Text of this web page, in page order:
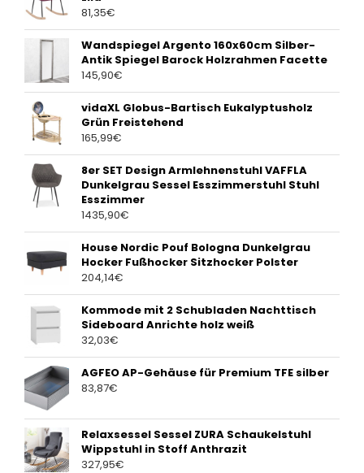
81,35€
Wandspiegel Argento 160x60cm Silber-
Antik Spiegel Barock Holzrahmen Facette
145,90€
vidaXL Globus-Bartisch Eukalyptusholz
Grün Freistehend
165,99€
8er SET Design Armlehnenstuhl VAFFLA
Dunkelgrau Sessel Esszimmerstuhl Stuhl
Esszimmer
1435,90€
House Nordic Pouf Bologna Dunkelgrau
Hocker Fußhocker Sitzhocker Polster
204,14€
Kommode mit 2 Schubladen Nachttisch
Sideboard Anrichte holz weiß
32,03€
AGFEO AP-Gehäuse für Premium TFE silber
83,87€
Relaxsessel Sessel ZURA Schaukelstuhl
Wippstuhl in Stoff Anthrazit
327,95€